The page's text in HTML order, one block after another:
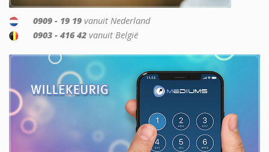
0909 - 19 19 vanuit Nederland
0903 - 416 42 vanuit België